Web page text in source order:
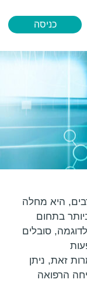
כניסה
היא מחלה
בתחום
לדוגמה, סובלים
זאת, ניתן
הרפואה